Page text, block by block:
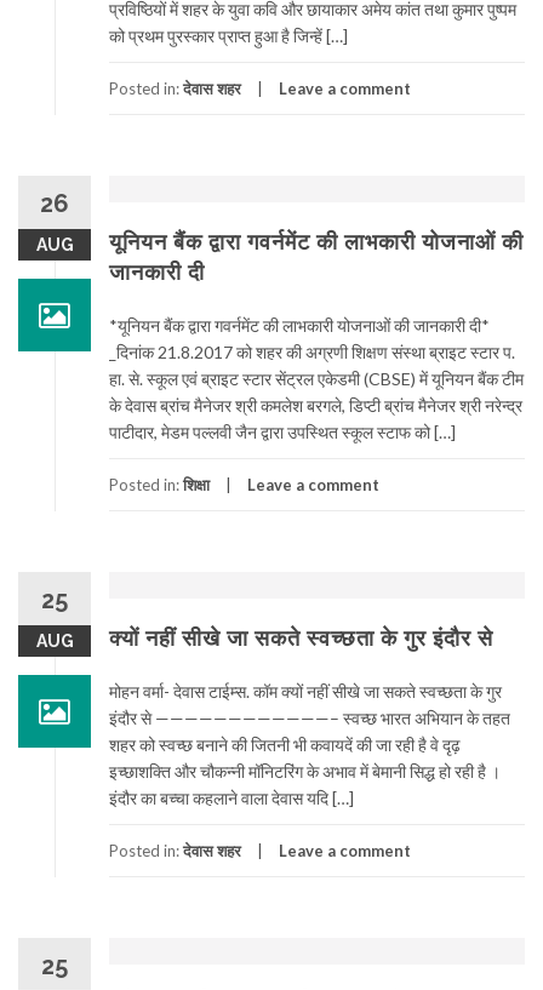
प्रविष्ठियों में शहर के युवा कवि और छायाकार अमेय कांत तथा कुमार पुष्पम
को प्रथम पुरस्कार प्राप्त हुआ है जिन्हें […]
Posted in:देवास शहर Leave a comment
26
AUG
यूनियन बैंक द्वारा गवर्नमेंट की लाभकारी योजनाओं की
जानकारी दी
*यूनियन बैंक द्वारा गवर्नमेंट की लाभकारी योजनाओं की जानकारी दी*
_दिनांक 21.8.2017 को शहर की अग्रणी शिक्षण संस्था ब्राइट स्टार प.
हा. से. स्कूल एवं ब्राइट स्टार सेंट्रल एकेडमी (CBSE) में यूनियन बैंक टीम
के देवास ब्रांच मैनेजर श्री कमलेश बरगले, डिप्टी ब्रांच मैनेजर श्री नरेन्द्र
पाटीदार, मेडम पल्लवी जैन द्वारा उपस्थित स्कूल स्टाफ को […]
Posted in:शिक्षा Leave a comment
25
AUG क्यों नहीं सीखे जा सकते स्वच्छता के गुर इंदौर से
मोहन वर्मा- देवास टाईम्स. कॉम क्यों नहीं सीखे जा सकते स्वच्छता के गुर
इंदौर से ————————————– स्वच्छ भारत अभियान के तहत
शहर को स्वच्छ बनाने की जितनी भी कवायदें की जा रही है वे दृढ़
इच्छाशक्ति और चौकन्नी मॉनिटरिंग के अभाव में बेमानी सिद्ध हो रही है ।
इंदौर का बच्चा कहलाने वाला देवास यदि […]
Posted in:देवास शहर Leave a comment
25